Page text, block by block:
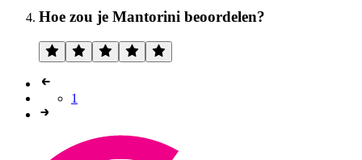
Hoe zou je Mantorini beoordelen?
1